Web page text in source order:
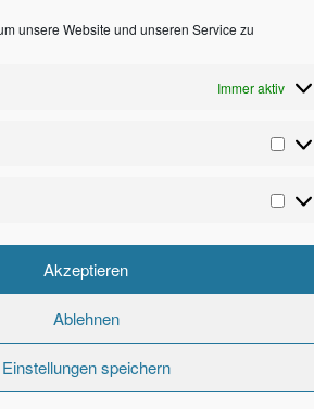
unsere Website und unseren Service zu
Immer aktiv
Akzeptieren
Ablehnen
Einstellungen speichern